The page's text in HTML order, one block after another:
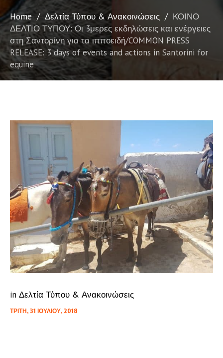
Home / Δελτία Τύπου & Ανακοινώσεις / ΚΟΙΝΟ
ΔΕΛΤΙΟ ΤΥΠΟΥ: Οι 3μερες εκδηλώσεις και ενέργειες
στη Σαντορίνη για τα ιπποειδή/COMMON PRESS
RELEASE: 3 days of events and actions in Santorini for
equine
in Δελτία Τύπου & Ανακοινώσεις
ΤΡΊΤΗ, 31 ΙΟΥΛΊΟΥ, 2018